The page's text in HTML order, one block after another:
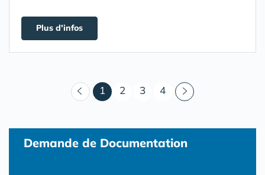
Plus d'infos
1 (courant)
2 3 4
Demande de Documentation